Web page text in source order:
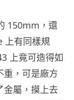
150mm，還
上有同樣規
上竟可造得如
重，可是廠方
金屬，摸上去